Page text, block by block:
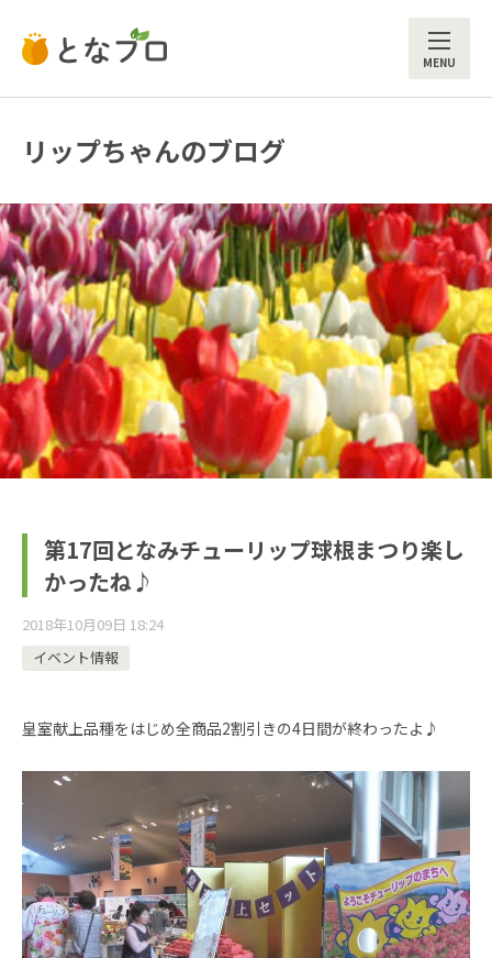
リップちゃんのブログ
第17回となみチューリップ球根まつり楽し
かったね♪
2018年10月09日 18:24
イベント情報
皇室献上品種をはじめ全商品2割引きの4日間が終わったよ♪